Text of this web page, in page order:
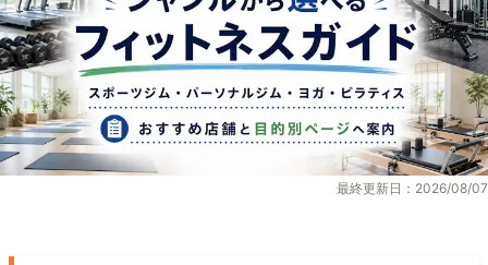
最終更新日：2026/08/07